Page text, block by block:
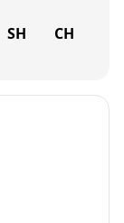
SH CH